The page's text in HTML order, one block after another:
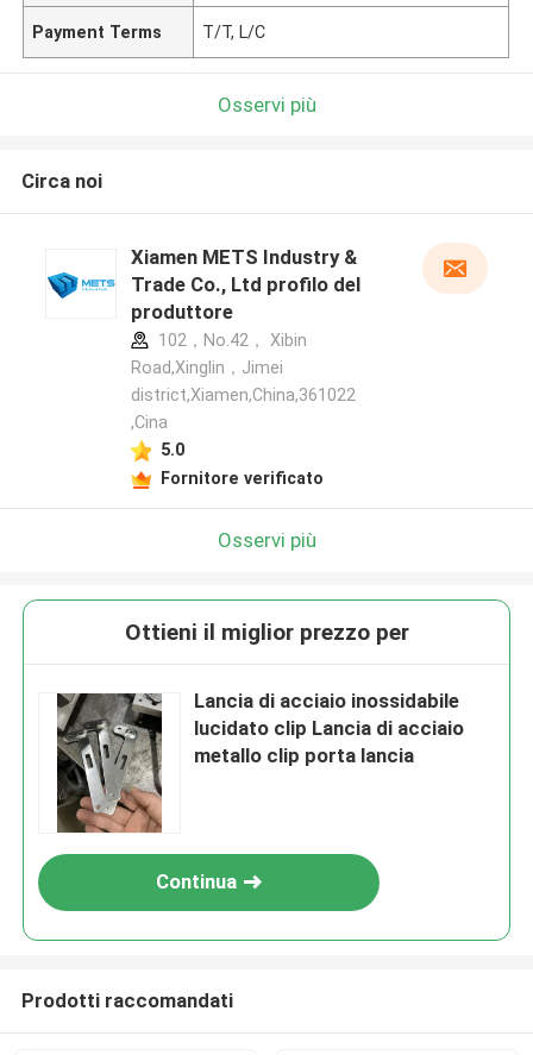
Payment Terms T/T, L/C
Osservi più
Circa noi
Xiamen METS Industry &
Trade Co., Ltd profilo del
produttore
102，No.42， Xibin
Road,Xinglin，Jimei
district,Xiamen,China,361022
,Cina
5.0
Fornitore verificato
Osservi più
Ottieni il miglior prezzo per
Lancia di acciaio inossidabile
lucidato clip Lancia di acciaio
metallo clip porta lancia
Continua
Prodotti raccomandati